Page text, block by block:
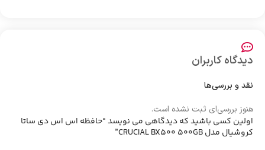
دیدگاه کاربران
نقد و بررسی‌ها
هنوز بررسی‌ای ثبت نشده است.
اولین کسی باشید که دیدگاهی می نویسد “حافظه اس اس دی ساتا
کروشیال مدل CRUCIAL BX500 500GB”